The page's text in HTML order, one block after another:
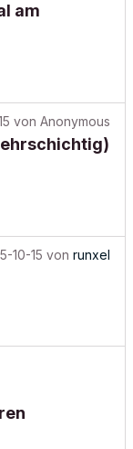
am
von Anonymous
10-15 von runxel